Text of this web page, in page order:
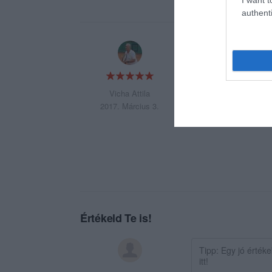
Vicha Attila
2017. Március 3.
A
a Nyera csárdát
Sajnálom, hogy
Értékeld Te is!